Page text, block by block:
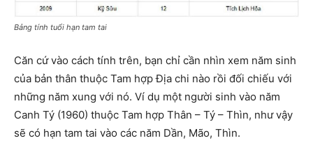
Bảng tính tuổi hạn tam tai
Căn cứ vào cách tính trên, bạn chỉ cần nhìn xem năm sinh
của bản thân thuộc Tam hợp Địa chi nào rồi đối chiếu với
những năm xung với nó. Ví dụ một người sinh vào năm
Canh Tý (1960) thuộc Tam hợp Thân – Tý – Thìn, như vậy
sẽ có hạn tam tai vào các năm Dần, Mão, Thìn.